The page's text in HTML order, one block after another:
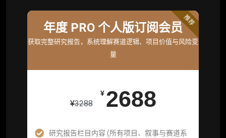
年度 PRO 个人版订阅会员
获取完整研究报告，系统理解赛道逻辑、项目价值与风险变
量
¥3288
¥ 2688
研究报告栏目内容 (所有项目、叙事与赛道系
推荐
机构标准年度服务会员
获取机构级研究与基础服务
26800
服)
标准版